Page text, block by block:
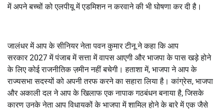
में अपने बच्चों को एलपीयू में एडमिशन न करवाने की भी घोषणा कर दी है।
जालंधर में आप के सीनियर नेता पवन कुमार टीनू ने कहा कि आप
सरकार2027में पंजाब में सत्ता में वापस आएगी और भाजपा के पास खड़े होने
के लिए कोई राजनीतिक ज़मीन नहीं बचेगी। हताशा में, भाजपा ने आप के
राज्यसभा सदस्यों को अपनी तरफ करने का सहारा लिया है। कांग्रेस, भाजपा
और अकाली दल ने आप के खिलाफ एक नापाक गठबंधन बनाया है,जिसके
कारण उनके नेता आप विधायकों के भाजपा में शामिल होने के बारे में एक जैसे